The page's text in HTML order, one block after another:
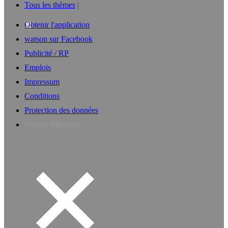
Tous les thèmes
Obtenir l'application
watson sur Facebook
Publicité / RP
Emplois
Impressum
Conditions
Protection des données